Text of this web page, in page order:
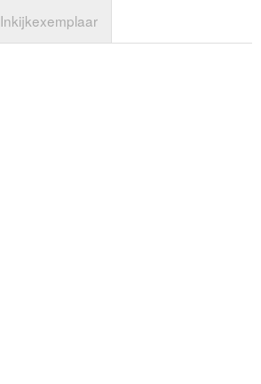
Inkijkexemplaar